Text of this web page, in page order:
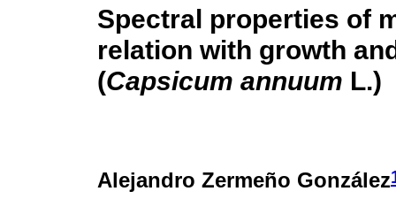
Spectral properties of
relation with growth
(Capsicum annuum L.)
Alejandro Zermeño González